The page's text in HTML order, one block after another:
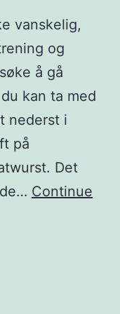
vanskelig,
og
å gå
kan ta med
nederst i
på
Det
Continue